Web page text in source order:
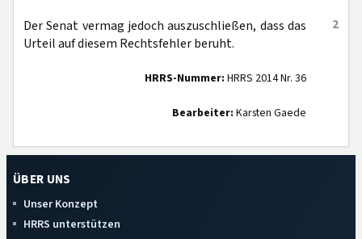
2
Der Senat vermag jedoch auszuschließen, dass das
Urteil auf diesem Rechtsfehler beruht.
HRRS-Nummer: HRRS 2014 Nr. 36
Bearbeiter: Karsten Gaede
ÜBER UNS
Unser Konzept
HRRS unterstützen